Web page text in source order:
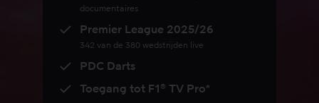
documentaires
Premier League 2025/26
342 van de 380 wedstrijden live
PDC Darts
Toegang tot F1® TV Pro*